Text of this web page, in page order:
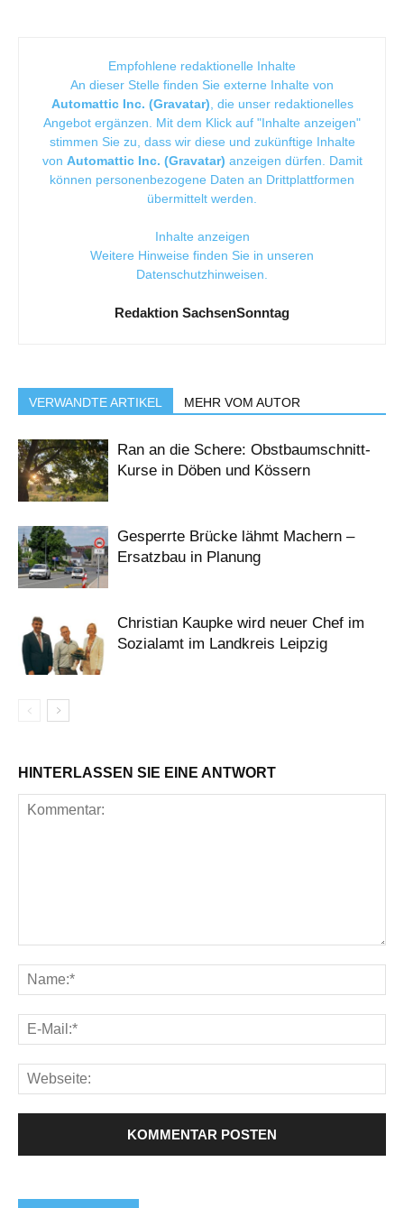
Empfohlene redaktionelle Inhalte
An dieser Stelle finden Sie externe Inhalte von
Automattic Inc. (Gravatar) , die unser redaktionelles
Angebot ergänzen. Mit dem Klick auf "Inhalte anzeigen"
stimmen Sie zu, dass wir diese und zukünftige Inhalte
von Automattic Inc. (Gravatar) anzeigen dürfen. Damit
können personenbezogene Daten an Drittplattformen
übermittelt werden.
Inhalte anzeigen
Weitere Hinweise finden Sie in unseren
Datenschutzhinweisen
Redaktion SachsenSonntag
VERWANDTE ARTIKEL MEHR VOM AUTOR
Ran an die Schere: Obstbaumschnitt-
Kurse in Döben und Kössern
Gesperrte Brücke lähmt Machern –
Ersatzbau in Planung
Christian Kaupke wird neuer Chef im
Sozialamt im Landkreis Leipzig
HINTERLASSEN SIE EINE ANTWORT